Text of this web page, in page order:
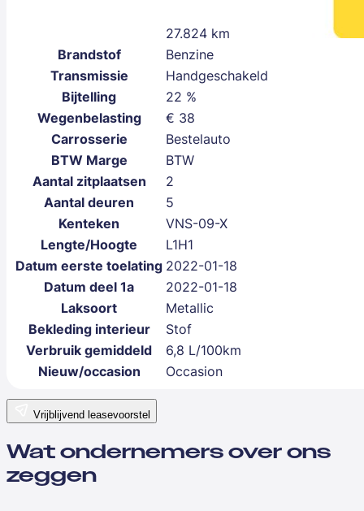
27.824 km
Brandstof
Benzine
Transmissie
Handgeschakeld
Bijtelling
22 %
Wegenbelasting
€ 38
Carrosserie
Bestelauto
BTW Marge
BTW
Aantal zitplaatsen
2
Aantal deuren
5
Kenteken
VNS-09-X
Lengte/Hoogte
L1H1
Datum eerste toelating 2022-01-18
Datum deel 1a
2022-01-18
Laksoort
Metallic
Bekleding interieur
Stof
Verbruik gemiddeld
6,8 L/100km
Nieuw/occasion
Occasion
Vrijblijvend leasevoorstel
Wat ondernemers over ons
zeggen